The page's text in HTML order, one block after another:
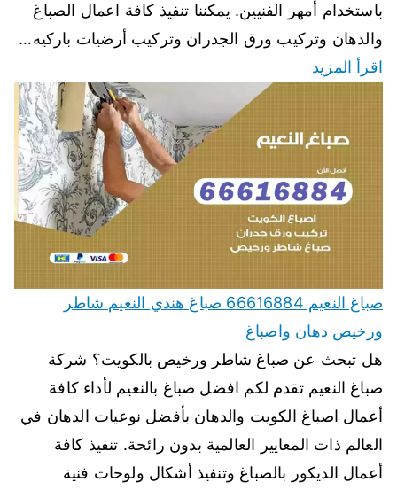
باستخدام أمهر الفنيين. يمكننا تنفيذ كافة اعمال الصباغ
والدهان وتركيب ورق الجدران وتركيب أرضيات باركيه…
اقرأ المزيد
صباغ النعيم 66616884 صباغ هندي النعيم شاطر
ورخيص دهان واصباغ
هل تبحث عن صباغ شاطر ورخيص بالكويت؟ شركة
صباغ النعيم تقدم لكم افضل صباغ بالنعيم لأداء كافة
أعمال اصباغ الكويت والدهان بأفضل نوعيات الدهان في
العالم ذات المعايير العالمية بدون رائحة. تنفيذ كافة
أعمال الديكور بالصباغ وتنفيذ أشكال ولوحات فنية